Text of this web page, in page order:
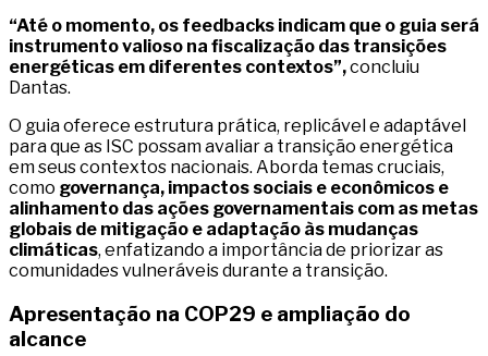
“Até o momento, os feedbacks indicam que o guia será
instrumento valioso na fiscalização das transições
energéticas em diferentes contextos”,concluiu
Dantas.
O guia oferece estrutura prática, replicável e adaptável
para que as ISC possam avaliar a transição energética
em seus contextos nacionais. Aborda temas cruciais,
como governança, impactos sociais e econômicos e
alinhamento das ações governamentais com as metas
globais de mitigação e adaptação às mudanças
climáticas, enfatizando a importância de priorizar as
comunidades vulneráveis durante a transição.
Apresentação na COP29 e ampliação do
alcance